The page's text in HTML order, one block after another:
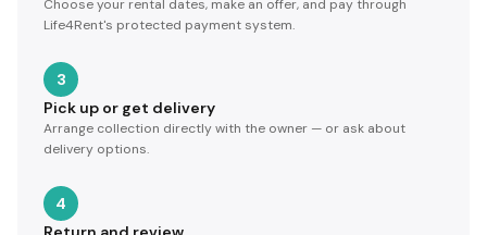
Choose your rental dates, make an offer, and pay through
Life4Rent's protected payment system.
3
Pick up or get delivery
Arrange collection directly with the owner — or ask about
delivery options.
4